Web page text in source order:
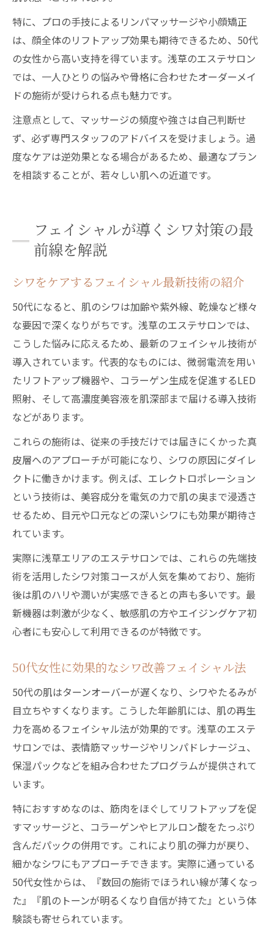
特に、プロの手技によるリンパマッサージや小顔矯正
は、顔全体のリフトアップ効果も期待できるため、50代
の女性から高い支持を得ています。浅草のエステサロン
では、一人ひとりの悩みや骨格に合わせたオーダーメイ
ドの施術が受けられる点も魅力です。
注意点として、マッサージの頻度や強さは自己判断せ
ず、必ず専門スタッフのアドバイスを受けましょう。過
度なケアは逆効果となる場合があるため、最適なプラン
を相談することが、若々しい肌への近道です。
フェイシャルが導くシワ対策の最
前線を解説
シワをケアするフェイシャル最新技術の紹介
50代になると、肌のシワは加齢や紫外線、乾燥など様々
な要因で深くなりがちです。浅草のエステサロンでは、
こうした悩みに応えるため、最新のフェイシャル技術が
導入されています。代表的なものには、微弱電流を用い
たリフトアップ機器や、コラーゲン生成を促進するLED
照射、そして高濃度美容液を肌深部まで届ける導入技術
などがあります。
これらの施術は、従来の手技だけでは届きにくかった真
皮層へのアプローチが可能になり、シワの原因にダイレ
クトに働きかけます。例えば、エレクトロポレーション
という技術は、美容成分を電気の力で肌の奥まで浸透さ
せるため、目元や口元などの深いシワにも効果が期待さ
れています。
実際に浅草エリアのエステサロンでは、これらの先端技
術を活用したシワ対策コースが人気を集めており、施術
後は肌のハリや潤いが実感できるとの声も多いです。最
新機器は刺激が少なく、敏感肌の方やエイジングケア初
心者にも安心して利用できるのが特徴です。
50代女性に効果的なシワ改善フェイシャル法
50代の肌はターンオーバーが遅くなり、シワやたるみが
目立ちやすくなります。こうした年齢肌には、肌の再生
力を高めるフェイシャル法が効果的です。浅草のエステ
サロンでは、表情筋マッサージやリンパドレナージュ、
保湿パックなどを組み合わせたプログラムが提供されて
います。
特におすすめなのは、筋肉をほぐしてリフトアップを促
すマッサージと、コラーゲンやヒアルロン酸をたっぷり
含んだパックの併用です。これにより肌の弾力が戻り、
細かなシワにもアプローチできます。実際に通っている
50代女性からは、『数回の施術でほうれい線が薄くなっ
た』『肌のトーンが明るくなり自信が持てた』という体
験談も寄せられています。